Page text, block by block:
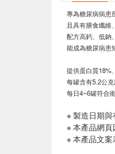
專為糖尿病病患
且具有膳食纖維
配方高鈣、低鈉
能成為糖尿病患
提供蛋白質18%
每罐含有5.2公克
每日4~6罐符合
※ 製造日期
※ 本產品網
※ 本產品文